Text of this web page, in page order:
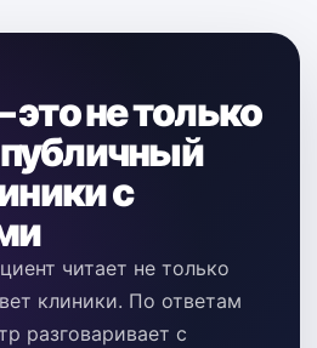
не только
публичный
с
читает не только
клиники. По ответам
разговаривает с